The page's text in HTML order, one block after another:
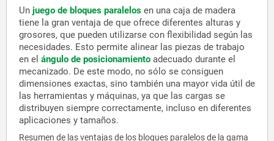
Un juego de bloques paralelos en una caja de madera
tiene la gran ventaja de que ofrece diferentes alturas y
grosores, que pueden utilizarse con flexibilidad según las
necesidades. Esto permite alinear las piezas de trabajo
en el ángulo de posicionamiento adecuado durante el
mecanizado. De este modo, no sólo se consiguen
dimensiones exactas, sino también una mayor vida útil de
las herramientas y máquinas, ya que las cargas se
distribuyen siempre correctamente, incluso en diferentes
aplicaciones y tamaños.
Resumen de las ventajas de los bloques paralelos de la gama